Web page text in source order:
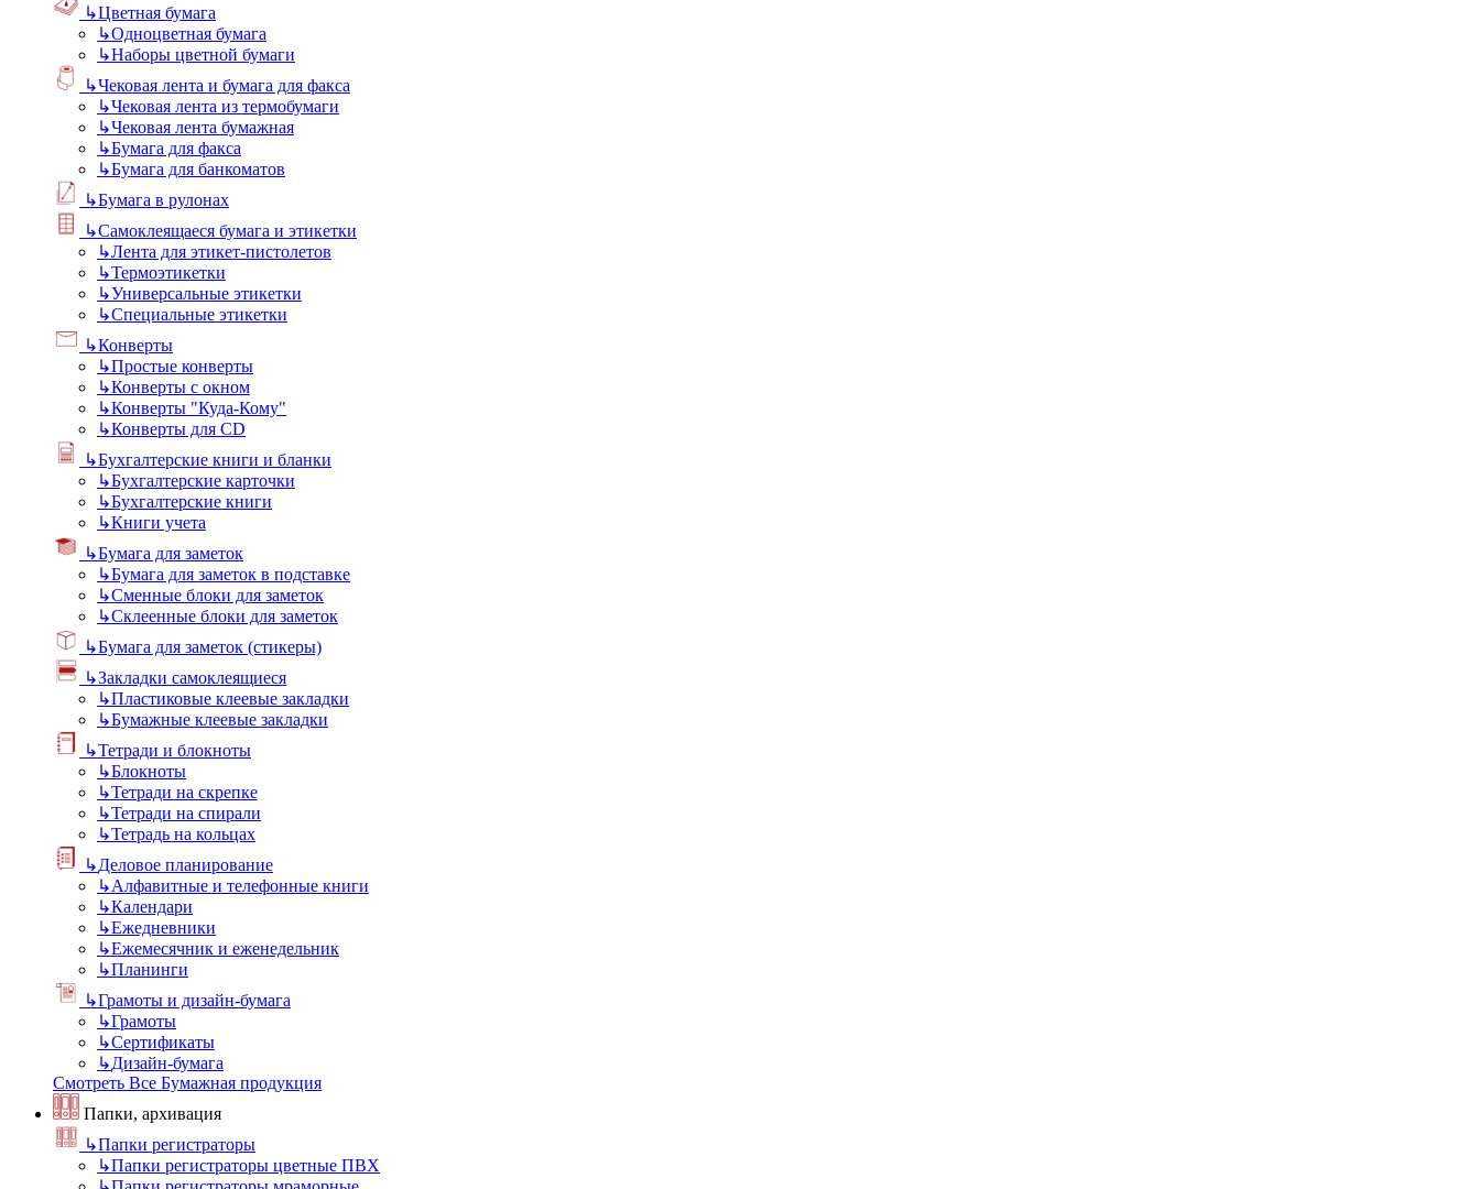
↳Цветная бумага
↳Одноцветная бумага
↳Наборы цветной бумаги
↳Чековая лента и бумага для факса
↳Чековая лента из термобумаги
↳Чековая лента бумажная
↳Бумага для факса
↳Бумага для банкоматов
↳Бумага в рулонах
↳Самоклеящаеся бумага и этикетки
↳Лента для этикет-пистолетов
↳Термоэтикетки
↳Универсальные этикетки
↳Специальные этикетки
↳Конверты
↳Простые конверты
↳Конверты с окном
↳Конверты "Куда-Кому"
↳Конверты для CD
↳Бухгалтерские книги и бланки
↳Бухгалтерские карточки
↳Бухгалтерские книги
↳Книги учета
↳Бумага для заметок
↳Бумага для заметок в подставке
↳Сменные блоки для заметок
↳Склеенные блоки для заметок
↳Бумага для заметок (стикеры)
↳Закладки самоклеящиеся
↳Пластиковые клеевые закладки
↳Бумажные клеевые закладки
↳Тетради и блокноты
↳Блокноты
↳Тетради на скрепке
↳Тетради на спирали
↳Тетрадь на кольцах
↳Деловое планирование
↳Алфавитные и телефонные книги
↳Календари
↳Ежедневники
↳Ежемесячник и еженедельник
↳Планинги
↳Грамоты и дизайн-бумага
↳Грамоты
↳Сертификаты
↳Дизайн-бумага
Смотреть Все Бумажная продукция
Папки, архивация
↳Папки регистраторы
↳Папки регистраторы цветные ПВХ